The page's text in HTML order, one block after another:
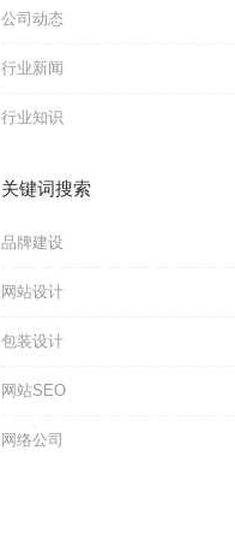
公司动态
行业新闻
行业知识
关键词搜索
品牌建设
网站设计
包装设计
网站SEO
网络公司